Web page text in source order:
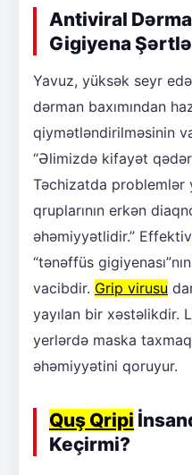
Antiviral
Gigiyena
Yavuz, yüksək seyr
dərman baxımından
qiymətləndirilməsinin
“Əlimizdə kifayət
Təchizatda problemlər
qruplarının erkən
əhəmiyyətlidir.” Effektiv
“tənəffüs
vacibdir. Grip virusu
yayılan bir xəstəlikdir.
yerlərdə maska
əhəmiyyətini qoruyur.
Quş Qripi
Keçirmi?